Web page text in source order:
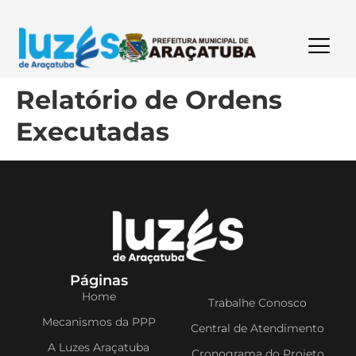
Relatório de Ordens
Executadas
Páginas
Home
Mecanismos da PPP
A Luzes Araçatuba
Trabalhe Conosco
Central de Atendimento